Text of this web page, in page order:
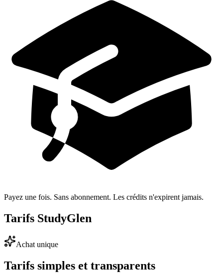
Payez une fois. Sans abonnement. Les crédits n'expirent jamais.
Tarifs StudyGlen
Achat unique
Tarifs simples et transparents